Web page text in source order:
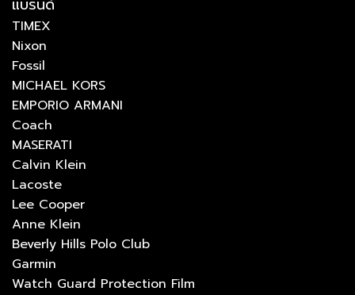
แบรนด์
TIMEX
Nixon
Fossil
MICHAEL KORS
EMPORIO ARMANI
Coach
MASERATI
Calvin Klein
Lacoste
Lee Cooper
Anne Klein
Beverly Hills Polo Club
Garmin
Watch Guard Protection Film